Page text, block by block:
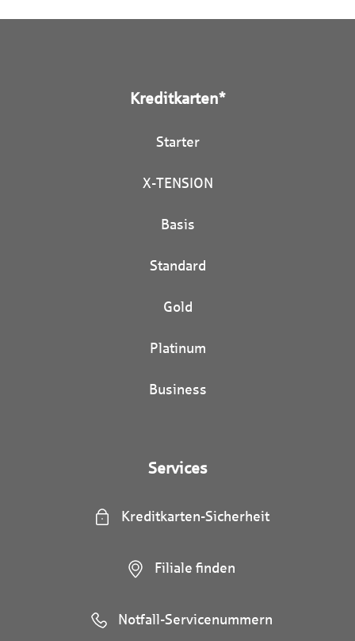
Kreditkarten*
Starter
X-TENSION
Basis
Standard
Gold
Platinum
Business
Services
Kreditkarten-Sicherheit
Filiale finden
Notfall-Servicenummern